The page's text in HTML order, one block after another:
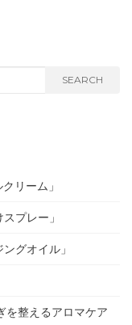
SEARCH
リーム」
プレー」
グオイル」
を整えるアロマケア